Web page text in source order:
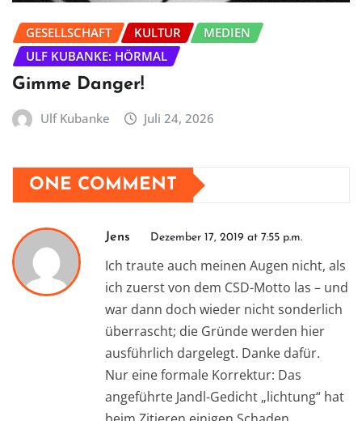
GESELLSCHAFT KULTUR
MEDIEN
ULF KUBANKE: HÖRMAL
Gimme Danger!
Ulf Kubanke Juli 24, 2026
ONE COMMENT
Jens Dezember 17, 2019 at 7:55 p.m.
Ich traute auch meinen Augen nicht, als
ich zuerst von dem CSD-Motto las – und
war dann doch wieder nicht sonderlich
überrascht; die Gründe werden hier
ausführlich dargelegt. Danke dafür.
Nur eine formale Korrektur: Das
angeführte Jandl-Gedicht „lichtung“ hat